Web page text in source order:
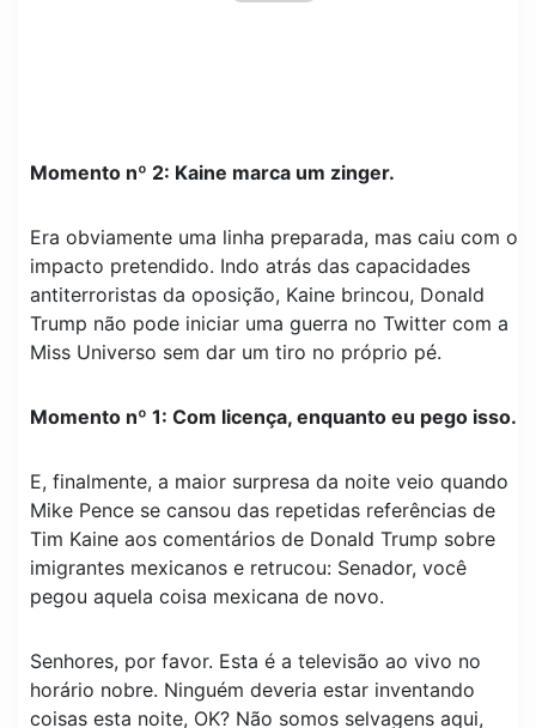
Momento nº 2: Kaine marca um zinger.
Era obviamente uma linha preparada, mas caiu com o
impacto pretendido. Indo atrás das capacidades
antiterroristas da oposição, Kaine brincou, Donald
Trump não pode iniciar uma guerra no Twitter com a
Miss Universo sem dar um tiro no próprio pé.
Momento nº 1: Com licença, enquanto eu pego isso.
E, finalmente, a maior surpresa da noite veio quando
Mike Pence se cansou das repetidas referências de
Tim Kaine aos comentários de Donald Trump sobre
imigrantes mexicanos e retrucou: Senador, você
pegou aquela coisa mexicana de novo.
Senhores, por favor. Esta é a televisão ao vivo no
horário nobre. Ninguém deveria estar inventando
coisas esta noite, OK? Não somos selvagens aqui,